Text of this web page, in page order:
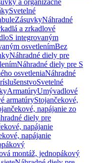
a organizačné
Svetelné
ZásuvkyNáhradné
a zrkadlové
S integrovaným
osvetlenímBez
Náhradné diely pre
Náhradné diely pre S
osvetleniaNáhradné
Svetelné
ArmatúryUmývadlové
armatúryStojančekové,
napájanie zo
diely pre
napájanie
napájanie
montáž, jednopákový